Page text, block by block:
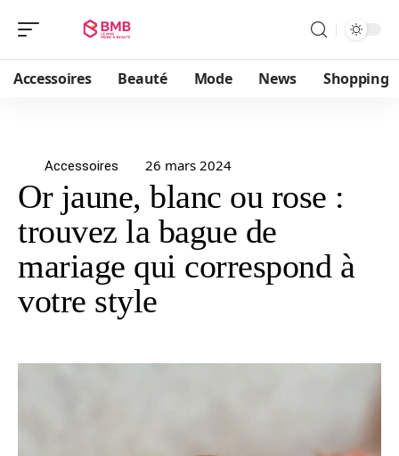
Accessoires Beauté Mode News Shopping
Accessoires 26 mars 2024
Or jaune, blanc ou rose :
trouvez la bague de
mariage qui correspond à
votre style